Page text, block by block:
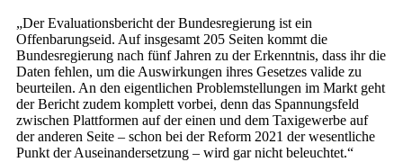
„Der Evaluationsbericht der Bundesregierung ist ein
Offenbarungseid. Auf insgesamt 205 Seiten kommt die
Bundesregierung nach fünf Jahren zu der Erkenntnis, dass ihr die
Daten fehlen, um die Auswirkungen ihres Gesetzes valide zu
beurteilen. An den eigentlichen Problemstellungen im Markt geht
der Bericht zudem komplett vorbei, denn das Spannungsfeld
zwischen Plattformen auf der einen und dem Taxigewerbe auf
der anderen Seite – schon bei der Reform 2021 der wesentliche
Punkt der Auseinandersetzung – wird gar nicht beleuchtet.“